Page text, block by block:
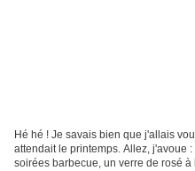
Hé hé ! Je savais bien que j'allais
attendait le printemps. Allez, j'avoue
soirées barbecue, un verre de rosé